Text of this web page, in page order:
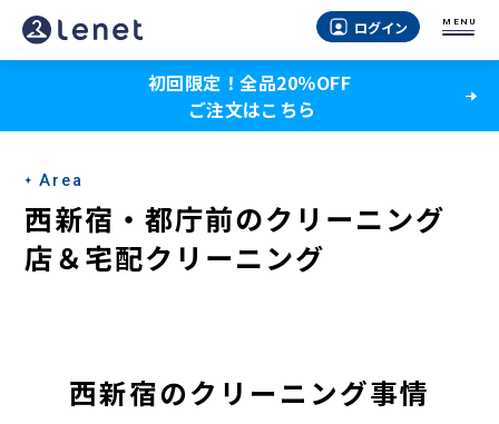
西
新
都
庁
前
の
ログイン MENU
初回限定！全品20％OFF
ご注文はこちら
Area
西新宿・都庁前のクリーニング
店＆宅配クリーニング
西新宿のクリーニング事情